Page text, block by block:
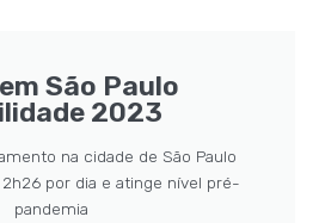
São Paulo
2023
na cidade de São Paulo
por dia e atinge nível pré-
pandemia